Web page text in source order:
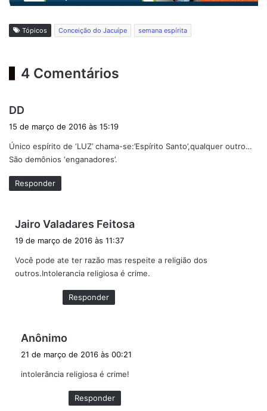
Tópicos Conceição do Jacuípe semana espírita
4 Comentários
DD
s
e
:
15 de março de 2016 às 15:19
Único espírito de ‘LUZ’ chama-se:’Espírito Santo’,qualquer outro…
São demônios ‘enganadores’.
Responder
Jairo Valadares Feitosa
s
e
19 de março de 2016 às 11:37
Você pode ate ter razão mas respeite a religião dos
outros.Intolerancia religiosa é crime.
Responder
Anônimo
s
e
:
21 de março de 2016 às 00:21
intolerância religiosa é crime!
Responder